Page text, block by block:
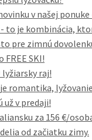
v našej ponuke
to je kombinácia,
pre zimnú
FREE SKI!
raj!
romantika,
už v predaji!
za 156 €/
od začiatku zimy.